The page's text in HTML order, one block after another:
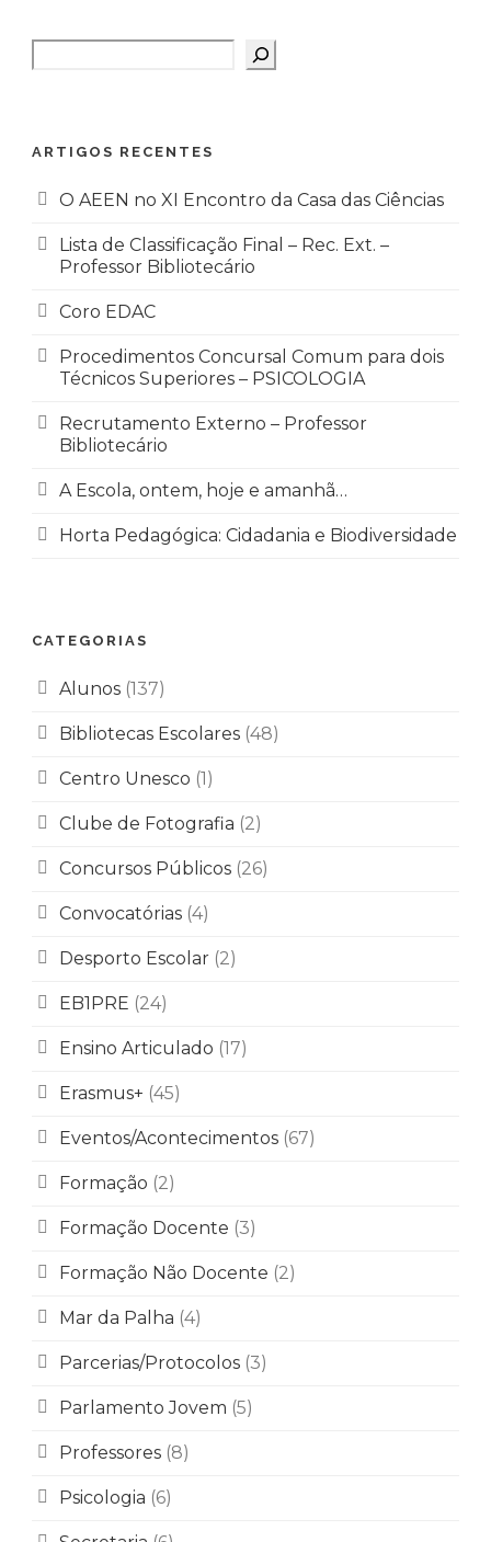
ARTIGOS RECENTES
O AEEN no XI Encontro da Casa das Ciências
Lista de Classificação Final – Rec. Ext. –
Professor Bibliotecário
Coro EDAC
Procedimentos Concursal Comum para dois
Técnicos Superiores – PSICOLOGIA
Recrutamento Externo – Professor
Bibliotecário
A Escola, ontem, hoje e amanhã…
Horta Pedagógica: Cidadania e Biodiversidade
CATEGORIAS
Alunos (137)
Bibliotecas Escolares (48)
Centro Unesco (1)
Clube de Fotografia (2)
Concursos Públicos (26)
Convocatórias (4)
Desporto Escolar (2)
EB1PRE (24)
Ensino Articulado (17)
Erasmus+ (45)
Eventos/Acontecimentos (67)
Formação (2)
Formação Docente (3)
Formação Não Docente (2)
Mar da Palha (4)
Parcerias/Protocolos (3)
Parlamento Jovem (5)
Professores (8)
Psicologia (6)